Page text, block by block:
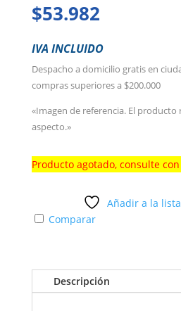
$53.982
IVA INCLUIDO
Despacho a domicilio gratis en
compras superiores a $200.000
«Imagen de referencia. El producto
aspecto.»
Producto agotado, consulte
Añadir a la
Comparar
Descripción